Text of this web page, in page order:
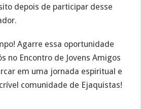
depois de participar desse
Agarre essa oportunidade
no Encontro de Jovens Amigos
em uma jornada espiritual e
comunidade de Ejaquistas!